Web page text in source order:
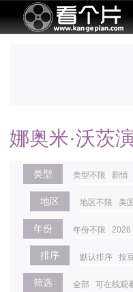
娜奥米·沃茨
类型 类型不限 剧情
地区 地区不限 美国
年份 年份不限 2026
排序 默认排序 按
筛选 全部 可在线观